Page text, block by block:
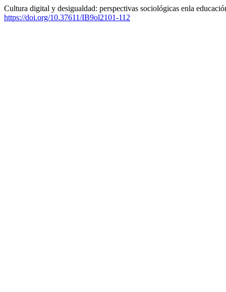
Cultura digital y desigualdad: perspectivas sociológicas enla
https://doi.org/10.37611/IB9ol2101-112